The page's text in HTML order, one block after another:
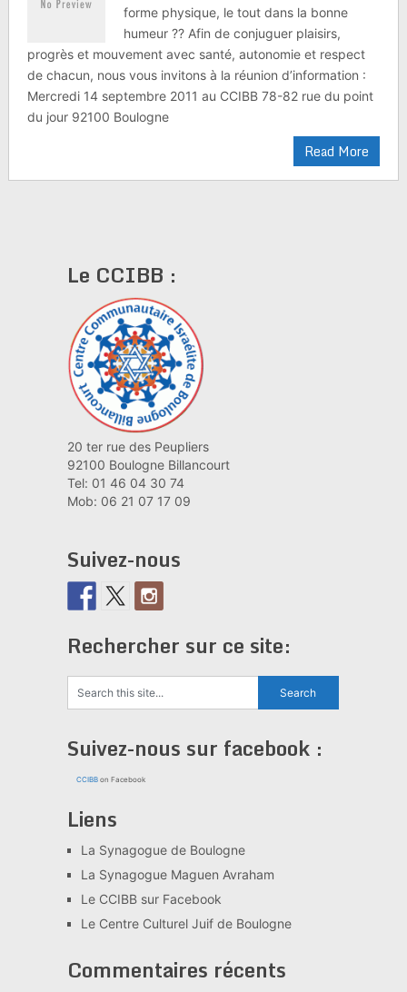
forme physique, le tout dans la bonne
humeur ?? Afin de conjuguer plaisirs,
progrès et mouvement avec santé, autonomie et respect
de chacun, nous vous invitons à la réunion d’information :
Mercredi 14 septembre 2011 au CCIBB 78-82 rue du point
du jour 92100 Boulogne
Read More
Le CCIBB :
20 ter rue des Peupliers
92100 Boulogne Billancourt
Tel: 01 46 04 30 74
Mob: 06 21 07 17 09
Suivez-nous
Rechercher sur ce site:
Suivez-nous sur facebook :
CCIBBon Facebook
Liens
La Synagogue de Boulogne
La Synagogue Maguen Avraham
Le CCIBB sur Facebook
Le Centre Culturel Juif de Boulogne
Commentaires récents